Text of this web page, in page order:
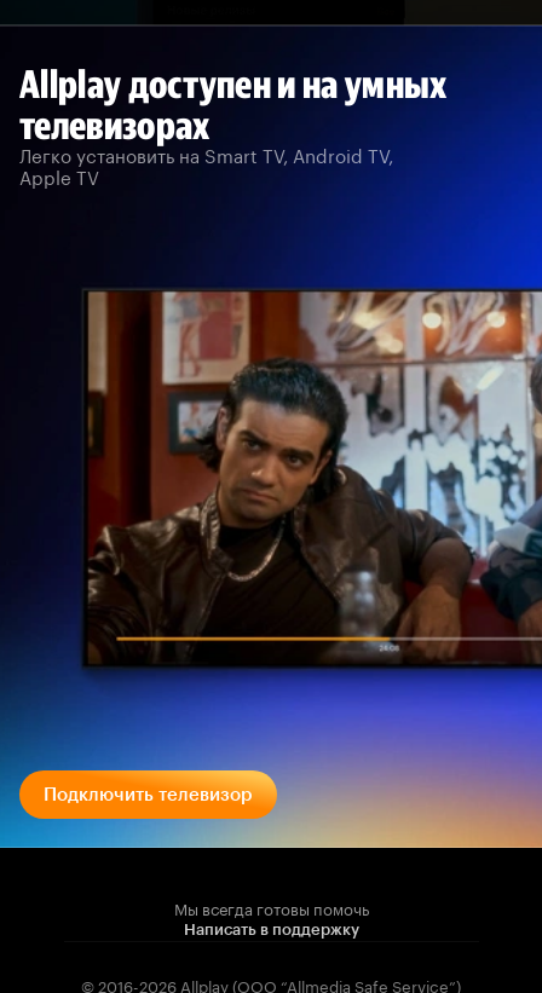
Allplay доступен и на умных
телевизорах
Легко установить на Smart TV, Android TV,
Apple TV
Подключить телевизор
Мы всегда готовы помочь
Написать в поддержку
© 2016-2026 Allplay (OOO “Allmedia Safe Service”)